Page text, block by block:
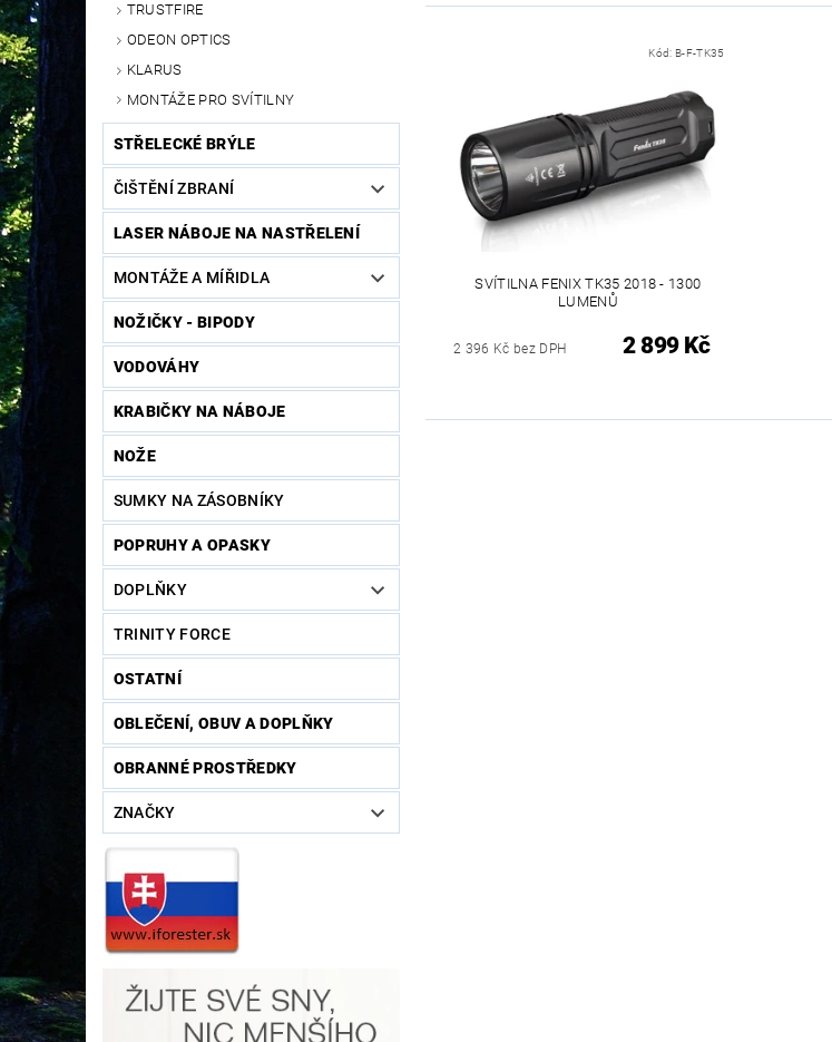
TRUSTFIRE
ODEON OPTICS
KLARUS
MONTÁŽE PRO SVÍTILNY
STŘELECKÉ BRÝLE
ČIŠTĚNÍ ZBRANÍ
LASER NÁBOJE NA NASTŘELENÍ
MONTÁŽE A MÍŘIDLA
NOŽIČKY - BIPODY
VODOVÁHY
KRABIČKY NA NÁBOJE
NOŽE
SUMKY NA ZÁSOBNÍKY
POPRUHY A OPASKY
DOPLŇKY
TRINITY FORCE
OSTATNÍ
OBLEČENÍ, OBUV A DOPLŇKY
OBRANNÉ PROSTŘEDKY
ZNAČKY
Kód: B-F-TK35
SVÍTILNA FENIX TK35 2018 - 1300
LUMENŮ
2 396 Kč bez DPH 2 899 Kč